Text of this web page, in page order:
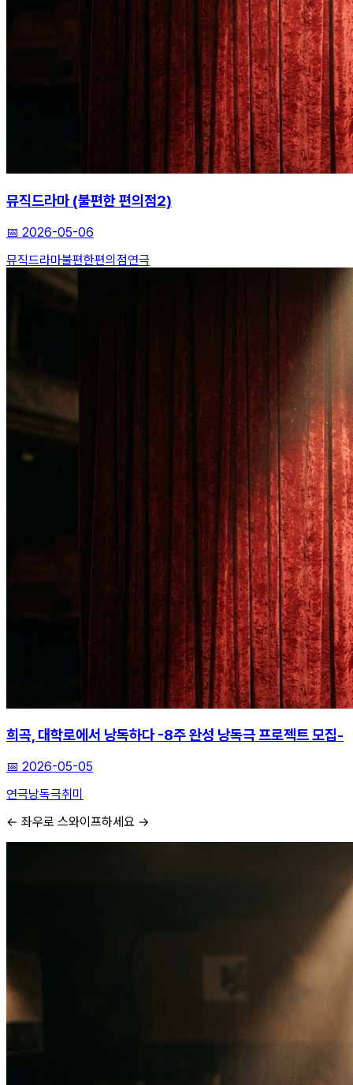
뮤직드라마 (불편한 편의점2)
📅 2026-05-06
뮤직드라마불편한편의점연극
희곡, 대학로에서 낭독하다 -8주 완성 낭독극 프로젝트 모집-
📅 2026-05-05
연극낭독극취미
← 좌우로 스와이프하세요 →